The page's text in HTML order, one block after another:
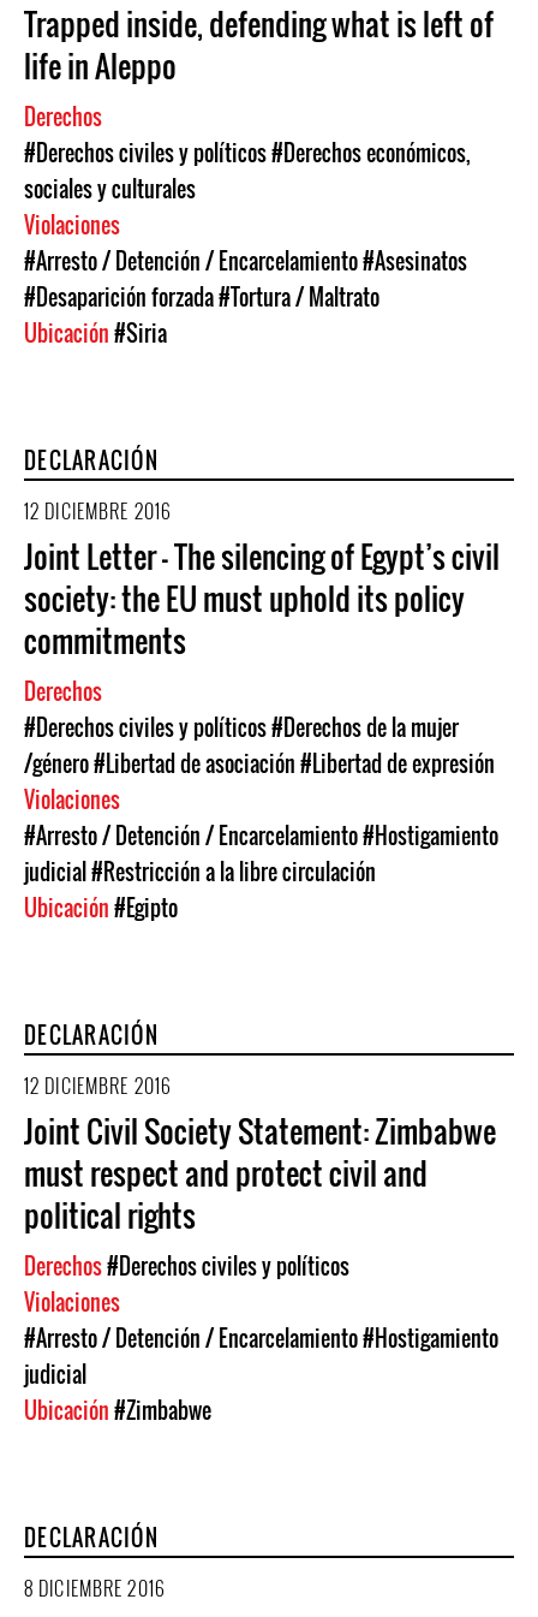
Trapped inside, defending what is left of
life in Aleppo
Derechos
#Derechos civiles y políticos#Derechos económicos,
sociales y culturales
Violaciones
#Arresto / Detención / Encarcelamiento#Asesinatos
#Desaparición forzada#Tortura / Maltrato
Ubicación#Siria
DECLARACIÓN
12 DICIEMBRE 2016
Joint Letter - The silencing of Egypt’s civil
society: the EU must uphold its policy
commitments
Derechos
#Derechos civiles y políticos#Derechos de la mujer
/género#Libertad de asociación#Libertad de expresión
Violaciones
#Arresto / Detención / Encarcelamiento#Hostigamiento
judicial#Restricción a la libre circulación
Ubicación#Egipto
DECLARACIÓN
12 DICIEMBRE 2016
Joint Civil Society Statement: Zimbabwe
must respect and protect civil and
political rights
Derechos#Derechos civiles y políticos
Violaciones
#Arresto / Detención / Encarcelamiento#Hostigamiento
judicial
Ubicación#Zimbabwe
DECLARACIÓN
8 DICIEMBRE 2016